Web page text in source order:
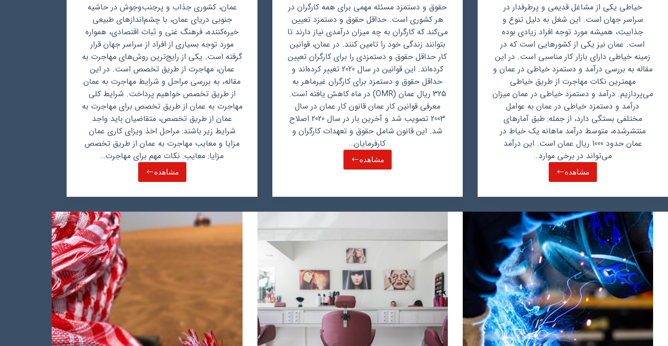
خیاطی یکی از مشاغل قدیمی و پرطرفدار در
سراسر جهان است. این شغل به دلیل تنوع و
جذابیت، همیشه مورد توجه افراد زیادی بوده
است. عمان نیز یکی از کشورهایی است که در
زمینه خیاطی دارای بازار کار مناسبی است. در این
مقاله به بررسی درآمد و دستمزد خیاطی در عمان و
مهمترین نکات مهاجرت از طریق خیاطی
می‌پردازیم. درآمد و دستمزد خیاطی در عمان میزان
درآمد و دستمزد خیاطی در عمان به عوامل
مختلفی بستگی دارد، از جمله: طبق آمارهای
منتشرشده، متوسط درآمد ماهانه یک خیاط در
عمان حدود 1000 ریال عمان است. این درآمد
می‌تواند در برخی موارد…
مشاهدهدرآمد
دستمزد
در
عمان
و
مهمترین
نکات
مهاجرت
از
طریق
خیاطی
حقوق و دستمزد مسئله مهمی برای همه کارگران در
هر کشوری است. حداقل حقوق و دستمزد تعیین
می‌کند که کارگران به چه میزان درآمدی نیاز دارند تا
بتوانند زندگی خود را تامین کنند. در عمان، قوانین
کار حداقل حقوق و دستمزدی را برای کارگران تعیین
کرده‌اند. این قوانین در سال 2020 تغییر کرده‌اند و
حداقل حقوق و دستمزد برای کارگران غیرماهر به
325 ریال عمان (OMR) در ماه کاهش یافته است.
معرفی قوانین کار عمان قانون کار عمان در سال
2003 تصویب شد و آخرین بار در سال 2020 اصلاح
شد. این قانون شامل حقوق و تعهدات کارگران و
کارفرمایان…
مشاهدهحداقل
قوانین
چقدر
است؟
عمان، کشوری جذاب و پرجنب‌وجوش در حاشیه
جنوبی دریای عمان، با چشم‌اندازهای طبیعی
خیره‌کننده، فرهنگ غنی و ثبات اقتصادی، همواره
مورد توجه بسیاری از افراد از سراسر جهان قرار
گرفته است. یکی از رایج‌ترین روش‌های مهاجرت به
عمان، مهاجرت از طریق تخصص است. در این
مقاله، به بررسی مراحل و شرایط مهاجرت به عمان
از طریق تخصص خواهیم پرداخت. شرایط کلی
مهاجرت به عمان از طریق تخصص برای مهاجرت به
عمان از طریق تخصص، متقاضیان باید واجد
شرایط زیر باشند: مراحل اخذ ویزای کاری عمان
مزایا و معایب مهاجرت به عمان از طریق تخصص
مزایا: معایب: نکات مهم برای مهاجرت…
مشاهدهمهاجرت
عمان
طریق
مسیری
برای